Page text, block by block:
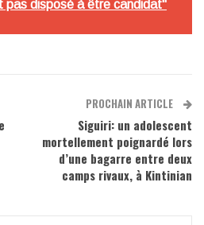
pas disposé à être candidat"
PROCHAIN ARTICLE
Siguiri: un adolescent
mortellement poignardé lors
d’une bagarre entre deux
camps rivaux, à Kintinian